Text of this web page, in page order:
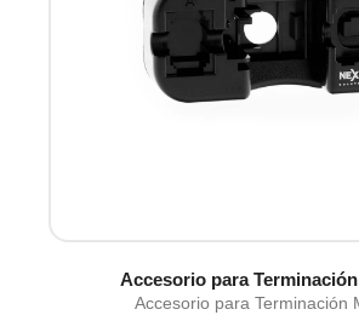
Accesorio para
Accesorio para Terminación